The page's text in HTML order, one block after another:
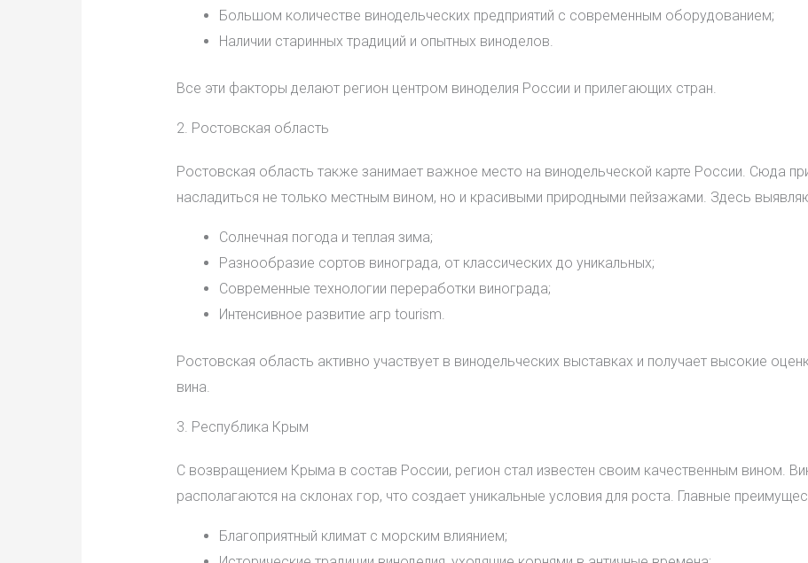
Большом количестве винодельческих предприятий с современным оборудованием;
Наличии старинных традиций и опытных виноделов.
Все эти факторы делают регион центром виноделия России и прилегающих стран.
2. Ростовская область
Ростовская область также занимает важное место на винодельческой карте России. Сюда
насладиться не только местным вином, но и красивыми природными пейзажами. Здесь
Солнечная погода и теплая зима;
Разнообразие сортов винограда, от классических до уникальных;
Современные технологии переработки винограда;
Интенсивное развитие агр tourism.
Ростовская область активно участвует в винодельческих выставках и получает высокие
вина.
3. Республика Крым
С возвращением Крыма в состав России, регион стал известен своим качественным вином.
располагаются на склонах гор, что создает уникальные условия для роста. Главные
Благоприятный климат с морским влиянием;